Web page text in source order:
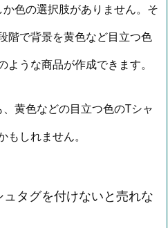
色の選択肢がありません。そ
階で背景を黄色など目立つ色
うな商品が作成できます。
黄色などの目立つ色のTシャ
しれません。
タグを付けないと売れな